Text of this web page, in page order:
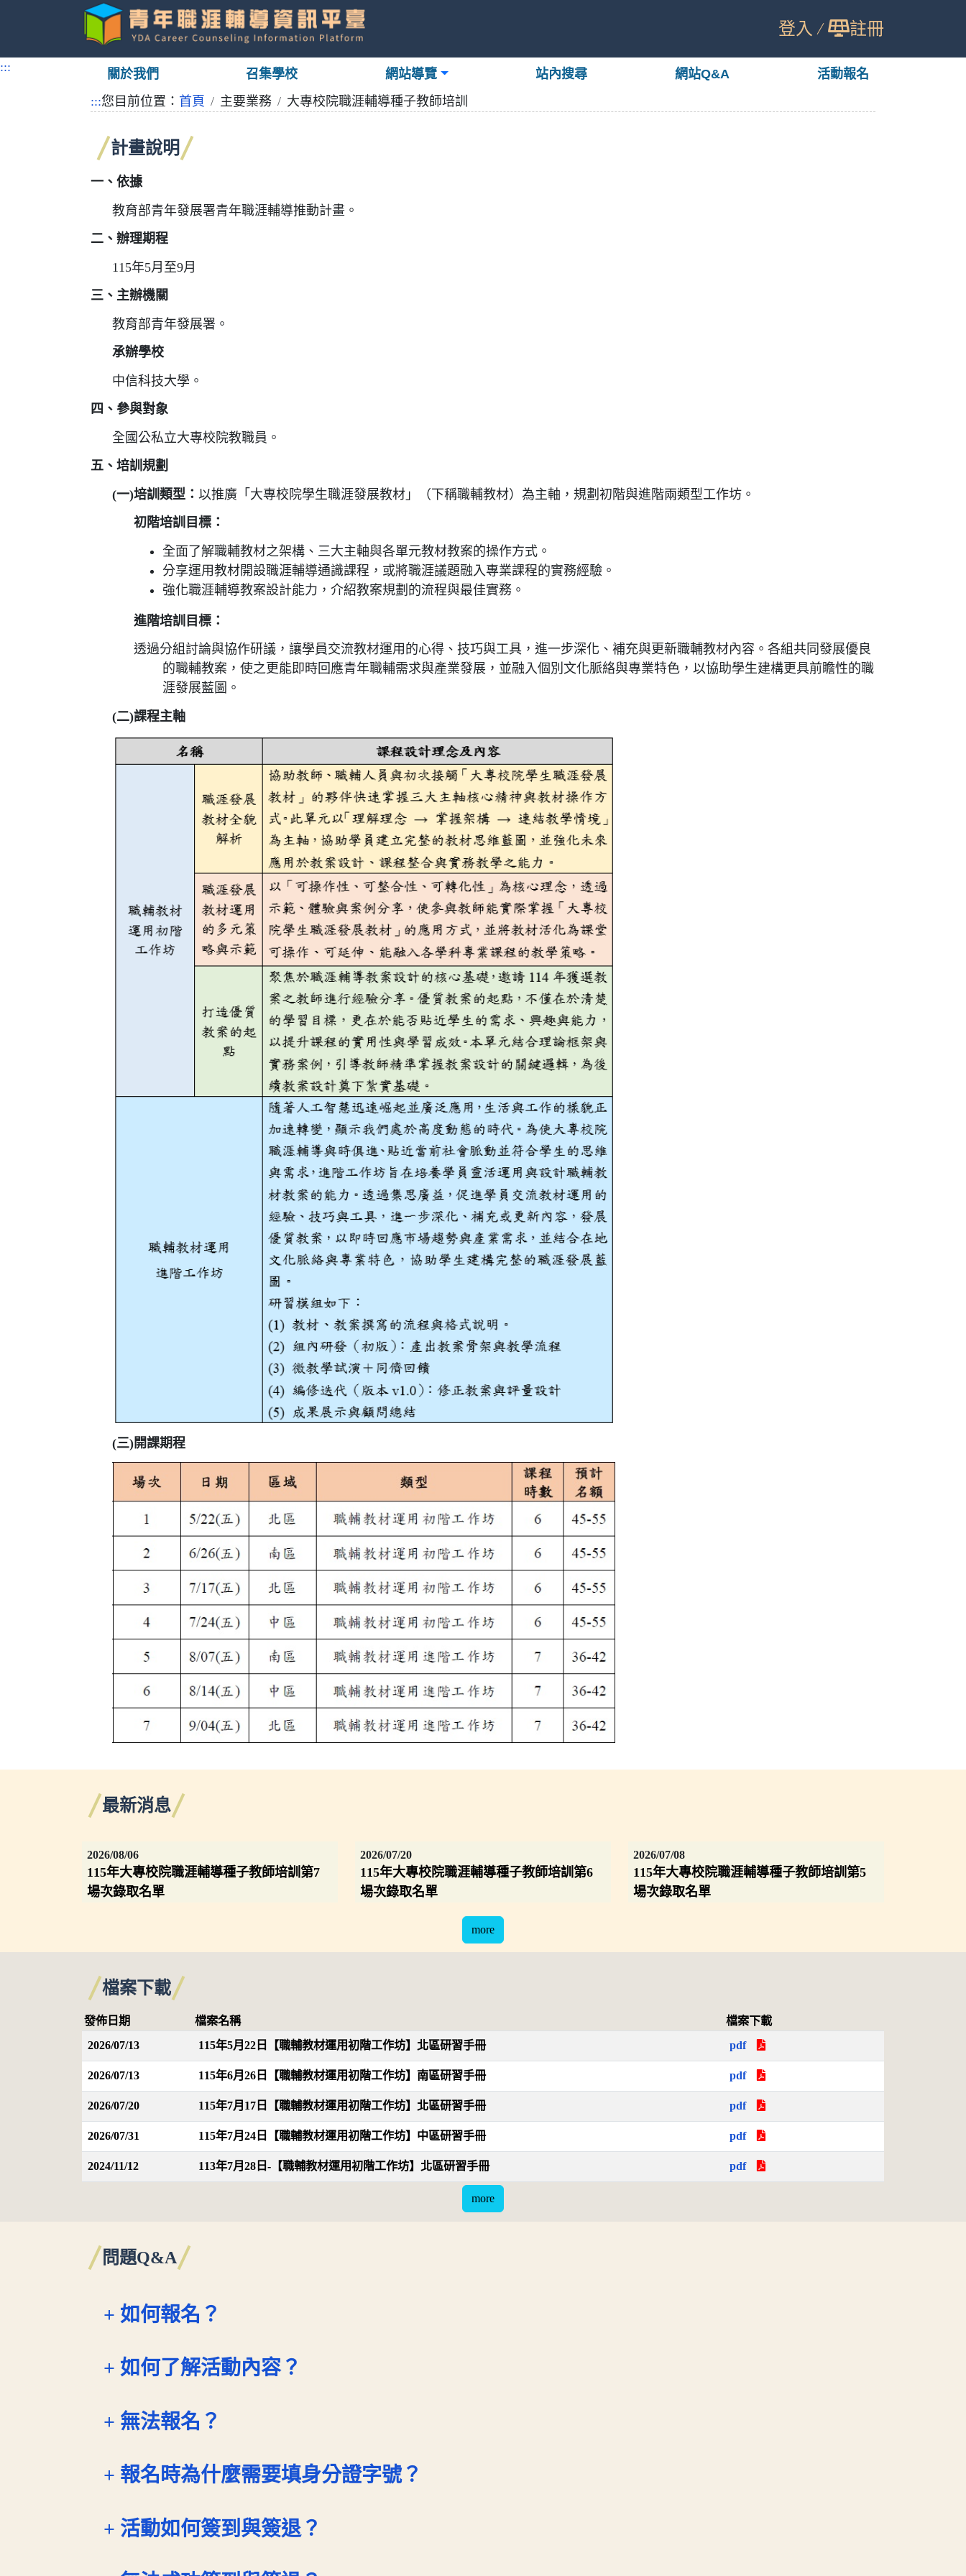
跳
到
內
登入 註冊
::: 關於我們 召集學校 網站導覽 站內搜尋 網站Q&A
活動報名
:::您目前位置： 首頁 主要業務 大專校院職涯輔導種子教師培訓
計畫說明
一、依據
教育部青年發展署青年職涯輔導推動計畫。
二、辦理期程
115年5月至9月
三、主辦機關
教育部青年發展署。
承辦學校
中信科技大學。
四、參與對象
全國公私立大專校院教職員。
五、培訓規劃
(一)培訓類型： 以推廣「大專校院學生職涯發展教材」（下稱職輔教材）為主軸，規劃初階與進階兩類型工作坊。
初階培訓目標：
全面了解職輔教材之架構、三大主軸與各單元教材教案的操作方式。
分享運用教材開設職涯輔導通識課程，或將職涯議題融入專業課程的實務經驗。
強化職涯輔導教案設計能力，介紹教案規劃的流程與最佳實務。
進階培訓目標：
透過分組討論與協作研議，讓學員交流教材運用的心得、技巧與工具，進一步深化、補充與更新職輔教材內容。各組共同發展優良
的職輔教案，使之更能即時回應青年職輔需求與產業發展，並融入個別文化脈絡與專業特色，以協助學生建構更具前瞻性的職
涯發展藍圖。
(二)課程主軸
(三)開課期程
最新消息
2026/08/06
115年大專校院職涯輔導種子教師培訓第7
場次錄取名單
2026/07/20
115年大專校院職涯輔導種子教師培訓第6
場次錄取名單
2026/07/08
115年大專校院職涯輔導種子教師培訓第5
場次錄取名單
檔案下載
發佈日期 檔案名稱
檔案下載
2026/07/13
115年5月22日【職輔教材運用初階工作坊】北區研習手冊 pdf
2026/07/13 115年6月26日【職輔教材運用初階工作坊】南區研習手冊 pdf
2026/07/20 115年7月17日【職輔教材運用初階工作坊】北區研習手冊 pdf
2026/07/31 115年7月24日【職輔教材運用初階工作坊】中區研習手冊 pdf
2024/11/12 113年7月28日-【職輔教材運用初階工作坊】北區研習手冊 pdf
問題Q&A
+ 如何報名？
+ 如何了解活動內容？
+ 無法報名？
+ 報名時為什麼需要填身分證字號？
+ 活動如何簽到與簽退？